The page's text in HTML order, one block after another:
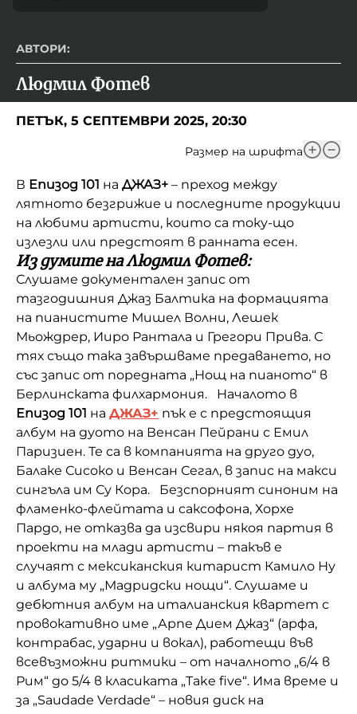
АВТОРИ:
Людмил Фотев
ПЕТЪК, 5 СЕПТЕМВРИ 2025, 20:30
Размер на шрифта
В Епизод 101 на ДЖАЗ+ – преход между
лятното безгрижие и последните продукции
на любими артисти, които са току-що
излезли или предстоят в ранната есен.
Из думите на Людмил Фотев:
Слушаме документален запис от
тазгодишния Джаз Балтика на формацията
на пианистите Мишел Волни, Лешек
Мьождрер, Ииро Рантала и Грегори Прива. С
тях също така завършваме предаването, но
със запис от поредната „Нощ на пианото“ в
Берлинската филхармония. Началото в
Епизод 101 на ДЖАЗ+ пък е с предстоящия
албум на дуото на Венсан Пейрани с Емил
Паризиен. Те са в компанията на друго дуо,
Балаке Сисоко и Венсан Сегал, в запис на макси
сингъла им Су Кора. Безспорният синоним на
фламенко-флейтата и саксофона, Хорхе
Пардо, не отказва да изсвири някоя партия в
проекти на млади артисти – такъв е
случаят с мексиканския китарист Камило Ну
и албума му „Мадридски нощи“. Слушаме и
дебютния албум на италианския квартет с
провокативно име „Арпе Дием Джаз“ (арфа,
контрабас, ударни и вокал), работещи във
всевъзможни ритмики – от началното „6/4 в
Рим“ до 5/4 в класиката „Take five“. Има време и
за „Saudade Verdade“ – новия диск на